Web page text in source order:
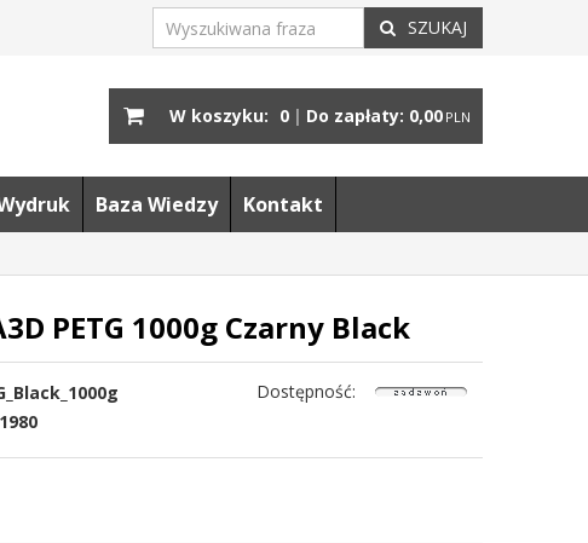
SZUKAJ
W koszyku: 0 | Do zapłaty: 0,00 PLN
Baza Wiedzy Kontakt
PETG 1000g Czarny Black
Dostępność: